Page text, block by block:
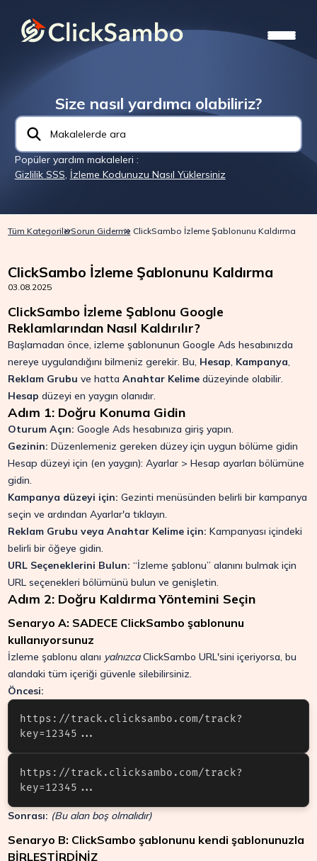
Size nasıl yardımcı olabiliriz?
Popüler yardım makaleleri :
Gizlilik SSS, İzleme Kodunuzu Nasıl Yüklersiniz
Tüm KategorilerSorun Giderme ClickSambo İzleme Şablonunu Kaldırma
ClickSambo İzleme Şablonunu Kaldırma
03.08.2025
ClickSambo İzleme Şablonu Google
Reklamlarından Nasıl Kaldırılır?
Başlamadan önce, izleme şablonunun Google Ads hesabınızda
nereye uygulandığını bilmeniz gerekir. Bu, Hesap, Kampanya,
Reklam Grubu ve hattaAnahtar Kelime düzeyinde olabilir.
Hesap düzeyi en yaygın olanıdır.
Adım 1: Doğru Konuma Gidin
Oturum Açın:Google Ads hesabınıza giriş yapın.
Gezinin:Düzenlemeniz gereken düzey için uygun bölüme gidin
Hesap düzeyi için (en yaygın): Ayarlar > Hesap ayarları bölümüne
gidin.
Kampanya düzeyi için: Gezinti menüsünden belirli bir kampanya
seçin ve ardından Ayarlar'a tıklayın.
Reklam Grubu veya Anahtar Kelime için:Kampanyası içindeki
belirli bir öğeye gidin.
URL Seçeneklerini Bulun:“İzleme şablonu” alanını bulmak için
URL seçenekleri bölümünü bulun ve genişletin.
Adım 2: Doğru Kaldırma Yöntemini Seçin
Senaryo A: SADECE ClickSambo şablonunu
kullanıyorsunuz
İzleme şablonu alanı yalnızcaClickSambo URL'sini içeriyorsa, bu
alandaki tüm içeriği güvenle silebilirsiniz.
Öncesi:
https://track.clicksambo.com/track?
https://track.clicksambo.com/track?
key=12345...
Sonrası: (Bu alan boş olmalıdır)
Senaryo B: ClickSambo şablonunu kendi şablonunuzla
BİRLEŞTİRDİNİZ